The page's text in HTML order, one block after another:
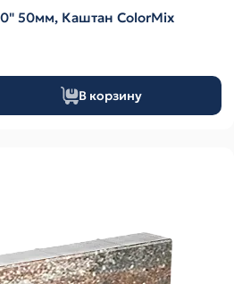
50мм, Каштан ColorMix
В корзину